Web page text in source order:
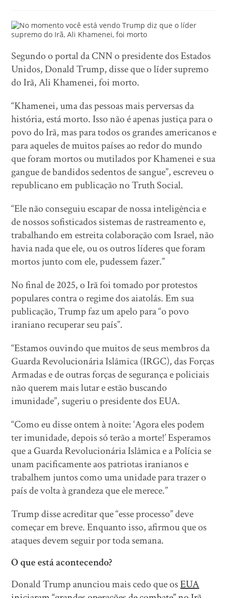
Segundo o portal da CNN o presidente dos Estados
Unidos, Donald Trump, disse que o líder supremo
do Irã, Ali Khamenei, foi morto.
“Khamenei, uma das pessoas mais perversas da
história, está morto. Isso não é apenas justiça para o
povo do Irã, mas para todos os grandes americanos e
para aqueles de muitos países ao redor do mundo
que foram mortos ou mutilados por Khamenei e sua
gangue de bandidos sedentos de sangue”, escreveu o
republicano em publicação no Truth Social.
“Ele não conseguiu escapar de nossa inteligência e
de nossos sofisticados sistemas de rastreamento e,
trabalhando em estreita colaboração com Israel, não
havia nada que ele, ou os outros líderes que foram
mortos junto com ele, pudessem fazer.”
No final de 2025, o Irã foi tomado por protestos
populares contra o regime dos aiatolás. Em sua
publicação, Trump faz um apelo para “o povo
iraniano recuperar seu país”.
“Estamos ouvindo que muitos de seus membros da
Guarda Revolucionária Islâmica (IRGC), das Forças
Armadas e de outras forças de segurança e policiais
não querem mais lutar e estão buscando
imunidade”, sugeriu o presidente dos EUA.
“Como eu disse ontem à noite: ‘Agora eles podem
ter imunidade, depois só terão a morte!’ Esperamos
que a Guarda Revolucionária Islâmica e a Polícia se
unam pacificamente aos patriotas iranianos e
trabalhem juntos como uma unidade para trazer o
país de volta à grandeza que ele merece.”
Trump disse acreditar que “esse processo” deve
começar em breve. Enquanto isso, afirmou que os
ataques devem seguir por toda semana.
O que está acontecendo?
Donald Trump anunciou mais cedo que osEUA